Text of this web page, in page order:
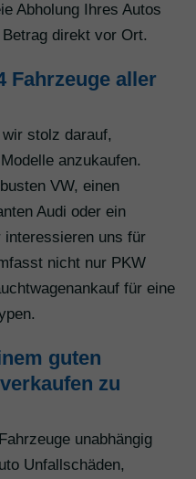
Abholung Ihres Autos
direkt vor Ort.
Fahrzeuge aller
stolz darauf,
anzukaufen.
VW, einen
Audi oder ein
interessieren uns für
nicht nur PKW
für eine
guten
zu
unabhängig
Unfallschäden,